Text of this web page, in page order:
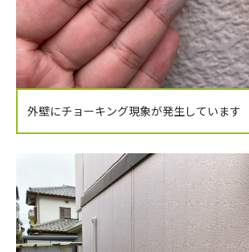
外壁にチョーキング現象が発生しています